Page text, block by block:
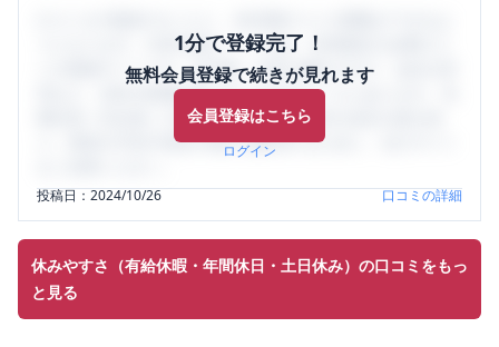
1分で登録完了！
無料会員登録で続きが見れます
会員登録はこちら
ログイン
うになります。SHEHUB(シーハブ)は、女性限定の企業口コ
ミの投稿サイトです。給与面・女性の働きやすさ・会社の評
判など、女性の転職は気にすべき点がたくさんあります。先
輩社員（元社員）の口コミを通して、本当の会社の姿を知
り、将来の不安や現在の悩みを解消するために、ぜひサイト
投稿日：2024/10/26 口コミの詳細
休みやすさ（有給休暇・年間休日・土日休み）の口コミをもっ
と見る